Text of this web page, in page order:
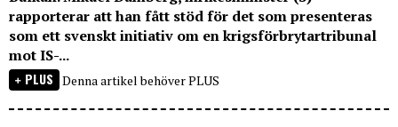
rapporterar att han fått stöd för det som presenteras
som ett svenskt initiativ om en krigsförbrytartribunal
mot IS-...
PLUS Denna artikel behöver PLUS